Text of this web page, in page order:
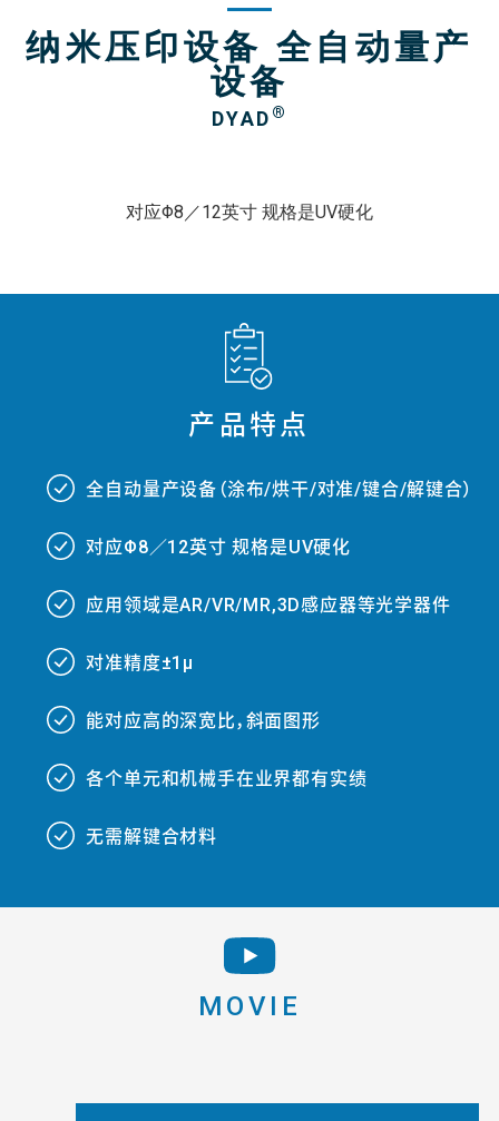
纳米压印设备 全自动量产
设备
DYAD ®
对应Φ8／12英寸 规格是UV硬化
产品特点
###
全自动量产设备（涂布/烘干/对准/键合/解键合）
###
对应Φ8／12英寸 规格是UV硬化
###
应用领域是AR/VR/MR,3D感应器等光学器件
###
对准精度±1μ
###
能对应高的深宽比，斜面图形
###
各个单元和机械手在业界都有实绩
###
无需解键合材料
MOVIE